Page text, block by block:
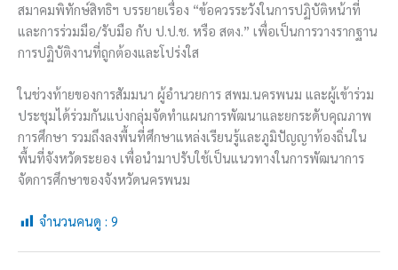
สมาคมพิทักษ์สิทธิฯ บรรยายเรื่อง “ข้อควรระวังในการปฏิบัติหน้าที่
และการร่วมมือ/รับมือ กับ ป.ป.ช. หรือ สตง.” เพื่อเป็นการวางรากฐาน
การปฏิบัติงานที่ถูกต้องและโปร่งใส
ในช่วงท้ายของการสัมมนา ผู้อำนวยการ สพม.นครพนม และผู้เข้าร่วม
ประชุมได้ร่วมกันแบ่งกลุ่มจัดทำแผนการพัฒนาและยกระดับคุณภาพ
การศึกษา รวมถึงลงพื้นที่ศึกษาแหล่งเรียนรู้และภูมิปัญญาท้องถิ่นใน
พื้นที่จังหวัดระยอง เพื่อนำมาปรับใช้เป็นแนวทางในการพัฒนาการ
จัดการศึกษาของจังหวัดนครพนม
จำนวนคนดู : 9